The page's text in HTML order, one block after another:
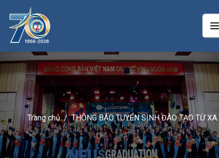
Trang chủ / THÔNG BÁO TUYỂN SINH ĐÀO TẠO TỪ XA
TRÌNH ĐỘ ĐẠI HỌC NEU-ELEARNING NĂM
2024 CỦA TRƯỜNG ĐẠI HỌC KINH TẾ
DÂN KHU VỰC MIỀN NAM TẠI TP HỒ CHÍ